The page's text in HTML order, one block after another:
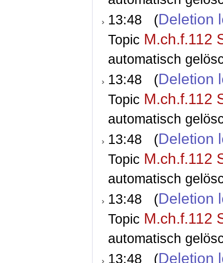
13:48 (Deletion
Topic M.ch.f.112
automatisch
13:48 (Deletion
Topic M.ch.f.112
automatisch
13:48 (Deletion
Topic M.ch.f.112
automatisch
13:48 (Deletion
Topic M.ch.f.112
automatisch
13:48 (Deletion